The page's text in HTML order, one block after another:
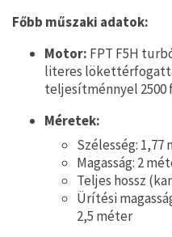
Főbb műszaki adatok:
Motor: FPT F5H
literes
teljesítménnyel
Méretek:
Szélesség: 1,77
Magasság: 2
Teljes hossz
Ürítési
2,5 méter